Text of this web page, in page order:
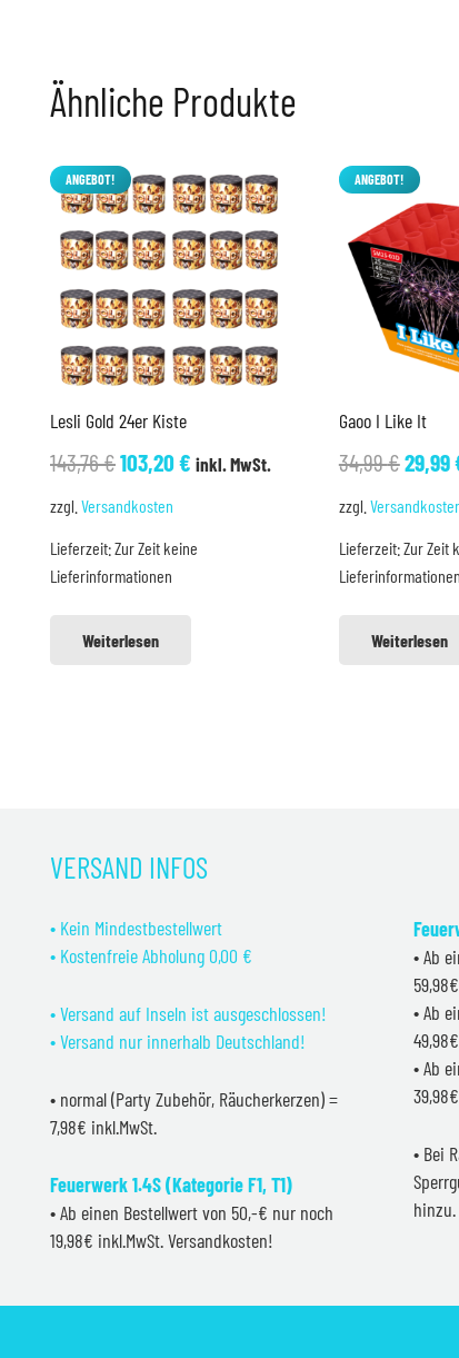
Ähnliche Produkte
ANGEBOT!
Lesli Gold 24er Kiste
143,76€Ursprünglicher
Preis
143,76 €
103,20€Aktueller
103,20 €.
inkl. MwSt.
zzgl. Versandkosten
Lieferzeit:Zur Zeit keine
Lieferinformationen
Weiterlesen
ANGEBOT!
Gaoo I Like It
34,99€
Preis
34,99
29,99
zzgl.
Lieferzeit:Zur Zeit
Lieferinformationen
Weiterlesen
VERSAND INFOS
• Kein Mindestbestellwert
• Kostenfreie Abholung 0,00 €
• Versand auf Inseln ist ausgeschlossen!
• Versand nur innerhalb Deutschland!
• normal (Party Zubehör, Räucherkerzen) =
7,98€ inkl.MwSt.
Feuerwerk 1.4S (Kategorie F1, T1)
• Ab einen Bestellwert von 50,-€ nur noch
19,98€ inkl.MwSt. Versandkosten!
• Ab
• Ab
• Ab
• Bei
hinzu.